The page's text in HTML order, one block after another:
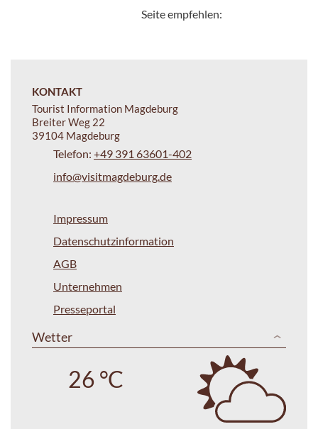
Seite empfehlen:
KONTAKT
Tourist Information Magdeburg
Breiter Weg 22
39104 Magdeburg
Telefon: +49 391 63601-402
info@visitmagdeburg.de
Impressum
Datenschutzinformation
AGB
Unternehmen
Presseportal
Wetter
26 °C